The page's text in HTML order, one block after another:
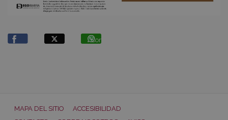
Compartir
MAPA DEL SITIO
ACCESIBILIDAD